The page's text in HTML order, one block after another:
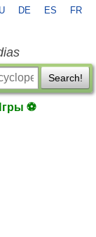
DE ES FR
Search!
⚽